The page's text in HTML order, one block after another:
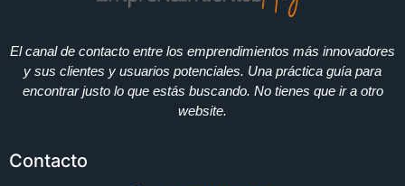
El canal de contacto entre los emprendimientos más innovadores
y sus clientes y usuarios potenciales. Una práctica guía para
encontrar justo lo que estás buscando. No tienes que ir a otro
website.
Contacto